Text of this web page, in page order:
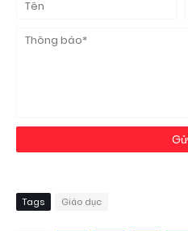
Tags Giáo dục